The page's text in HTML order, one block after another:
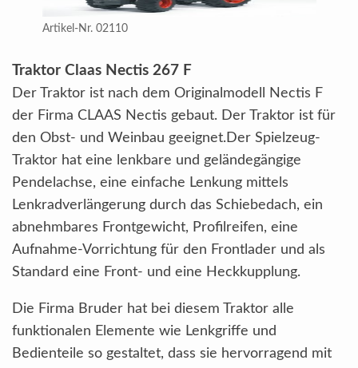
Artikel-Nr. 02110
Traktor Claas Nectis 267 F
Der Traktor ist nach dem Originalmodell Nectis F
der Firma CLAAS Nectis gebaut. Der Traktor ist für
den Obst- und Weinbau geeignet.Der Spielzeug-
Traktor hat eine lenkbare und geländegängige
Pendelachse, eine einfache Lenkung mittels
Lenkradverlängerung durch das Schiebedach, ein
abnehmbares Frontgewicht, Profilreifen, eine
Aufnahme-Vorrichtung für den Frontlader und als
Standard eine Front- und eine Heckkupplung.
Die Firma Bruder hat bei diesem Traktor alle
funktionalen Elemente wie Lenkgriffe und
Bedienteile so gestaltet, dass sie hervorragend mit